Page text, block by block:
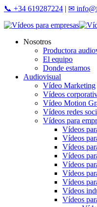
Skip
main
📞 +34 619287224 | ✉
Menu
Nosotros
Productora
El equipo
Donde estamos
Audiovisual
Vídeo Marketing
Vídeos
Vídeo Motion
Vídeos redes
Vídeos para
Vídeos
Vídeos
Vídeos
Vídeos
Vídeos
Vídeos
Vídeos
Vídeos
Vídeos